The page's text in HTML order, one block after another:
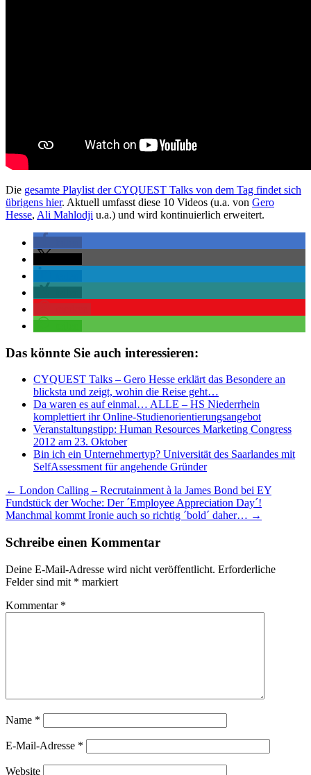
Die gesamte Playlist der CYQUEST Talks von dem Tag findet sich
übrigens hier. Aktuell umfasst diese 10 Videos (u.a. von Gero
Hesse, Ali Mahlodji u.a.) und wird kontinuierlich erweitert.
Das könnte Sie auch interessieren:
CYQUEST Talks – Gero Hesse erklärt das Besondere an
blicksta und zeigt, wohin die Reise geht…
Da waren es auf einmal… ALLE – HS Niederrhein
komplettiert ihr Online-Studienorientierungsangebot
Veranstaltungstipp: Human Resources Marketing Congress
2012 am 23. Oktober
Bin ich ein Unternehmertyp? Universität des Saarlandes mit
SelfAssessment für angehende Gründer
Beitragsnavigation
← London Calling – Recrutainment à la James Bond bei EY
Fundstück der Woche: Der ´Employee Appreciation Day´!
Manchmal kommt Ironie auch so richtig ´bold´ daher… →
Schreibe einen Kommentar
Deine E-Mail-Adresse wird nicht veröffentlicht. Erforderliche
Felder sind mit * markiert
Kommentar *
Name *
E-Mail-Adresse *
Website